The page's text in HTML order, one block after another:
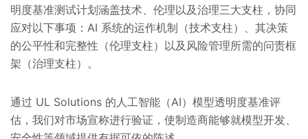
明度基准测试计划涵盖技术、伦理以及治理三大支柱，协同
应对以下事项：AI 系统的运作机制（技术支柱）、其决策
的公平性和完整性（伦理支柱）以及风险管理所需的问责框
架（治理支柱）。
通过 UL Solutions 的人工智能（AI）模型透明度基准评
估，我们对市场宣称进行验证，使制造商能够就模型开发、